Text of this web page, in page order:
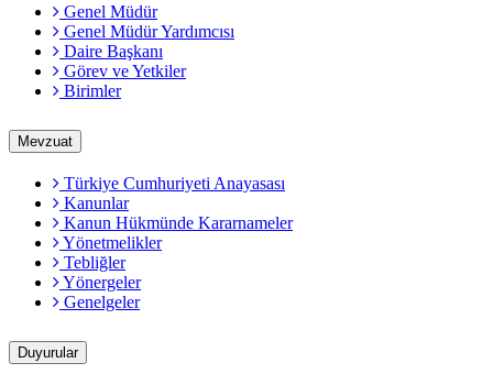
Genel Müdür
Genel Müdür Yardımcısı
Daire Başkanı
Görev ve Yetkiler
Birimler
Mevzuat
Türkiye Cumhuriyeti Anayasası
Kanunlar
Kanun Hükmünde Kararnameler
Yönetmelikler
Tebliğler
Yönergeler
Genelgeler
Duyurular